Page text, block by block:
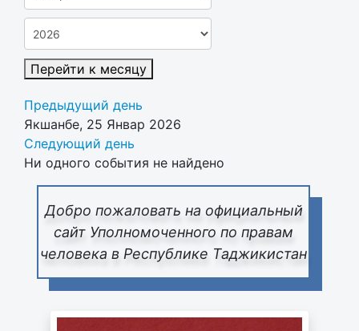
Добро пожаловать на официальный
сайт Уполномоченного по правам
человека в Республике Таджикистан
Перейти к месяцу
Предыдущий день
Якшанбе, 25 Январ 2026
Следующий день
Ни одного события не найдено